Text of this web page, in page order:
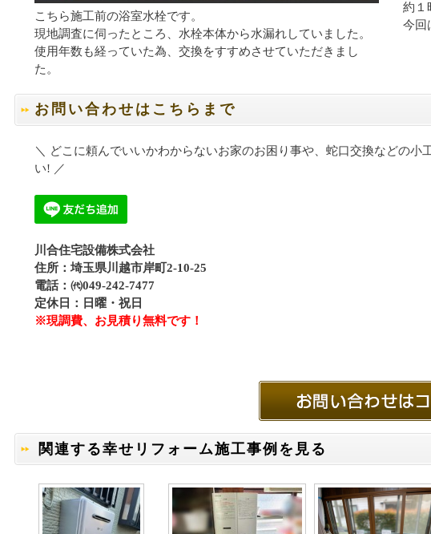
こちら施工前の浴室水栓です。
現地調査に伺ったところ、水栓本体から水漏れしていました。
使用年数も経っていた為、交換をすすめさせていただきまし
た。
約１
今回
お問い合わせはこちらまで
＼ どこに頼んでいいかわからないお家のお困り事や、蛇口交換などの
い! ／
川合住宅設備株式会社
住所：埼玉県川越市岸町2-10-25
電話：㈹049-242-7477
定休日：日曜・祝日
※現調費、お見積り無料です！
関連する幸せリフォーム施工事例を見る